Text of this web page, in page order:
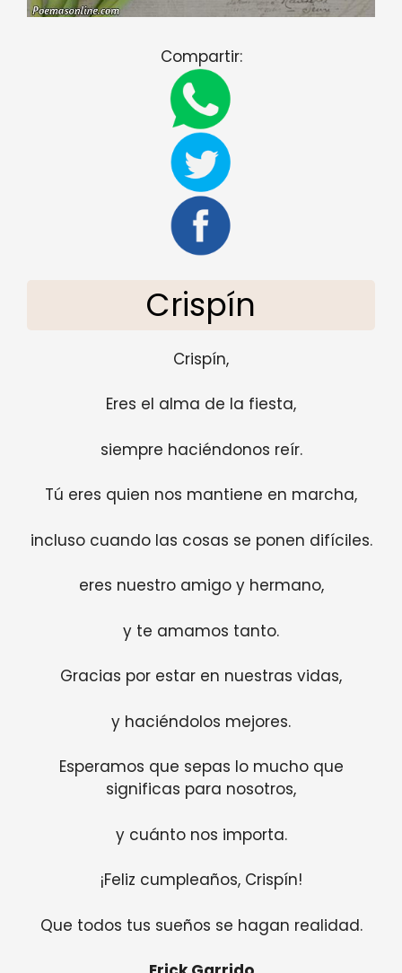
Compartir:
Crispín
Crispín,
Eres el alma de la fiesta,
siempre haciéndonos reír.
Tú eres quien nos mantiene en marcha,
incluso cuando las cosas se ponen difíciles.
eres nuestro amigo y hermano,
y te amamos tanto.
Gracias por estar en nuestras vidas,
y haciéndolos mejores.
Esperamos que sepas lo mucho que
significas para nosotros,
y cuánto nos importa.
¡Feliz cumpleaños, Crispín!
Que todos tus sueños se hagan realidad.